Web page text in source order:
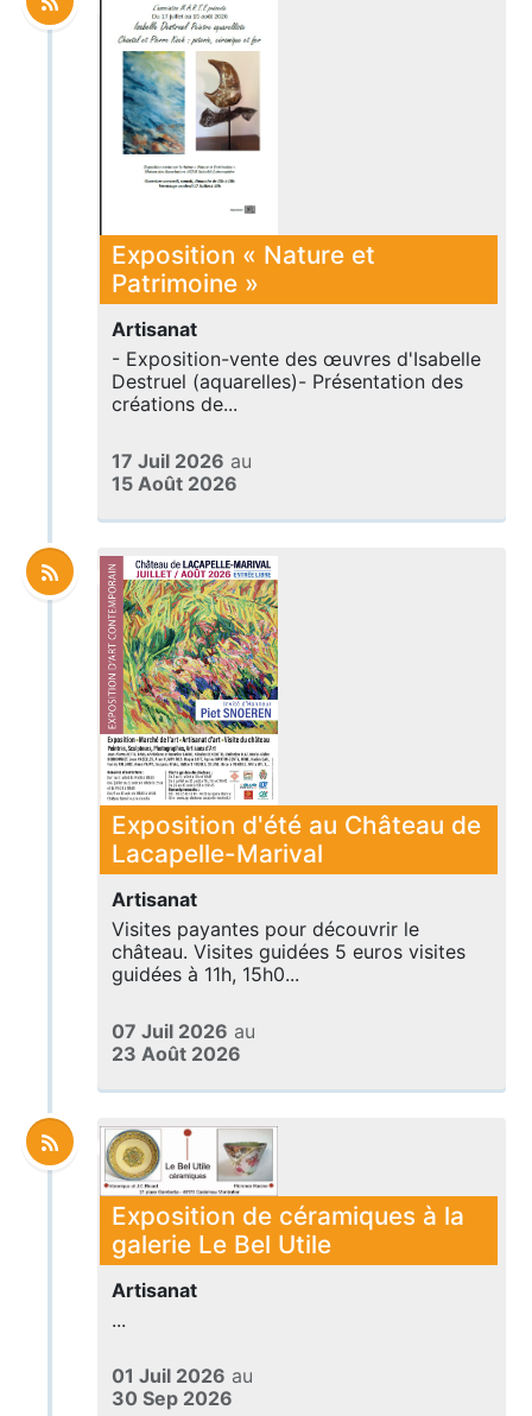
Exposition « Nature et
Patrimoine »
Artisanat
- Exposition-vente des œuvres d'Isabelle
Destruel (aquarelles)- Présentation des
créations de...
17 Juil 2026 au
15 Août 2026
Exposition d'été au Château de
Lacapelle-Marival
Artisanat
Visites payantes pour découvrir le
château. Visites guidées 5 euros visites
guidées à 11h, 15h0...
07 Juil 2026 au
23 Août 2026
Exposition de céramiques à la
galerie Le Bel Utile
Artisanat
...
01 Juil 2026 au
30 Sep 2026